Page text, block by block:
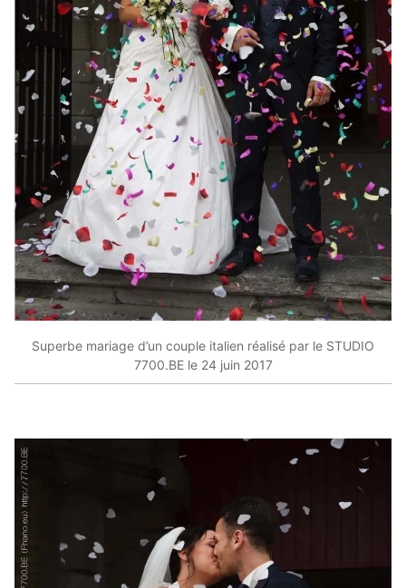
Superbe mariage d’un couple italien réalisé par le STUDIO
7700.BE le 24 juin 2017